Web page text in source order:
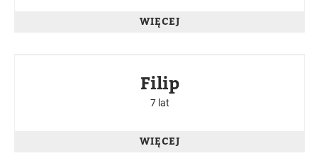
WIĘCEJ
Filip
7 lat
WIĘCEJ